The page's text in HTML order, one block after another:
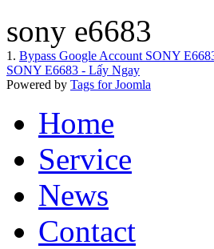
sony e6683
1. Bypass Google Account SONY
SONY E6683 - Lấy Ngay
Powered by Tags for Joomla
Home
Service
News
Contact